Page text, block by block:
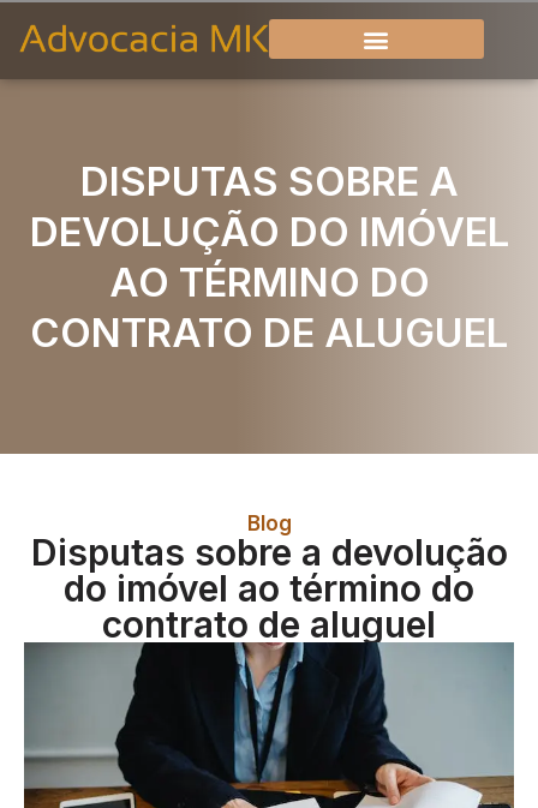
DISPUTAS SOBRE A
DEVOLUÇÃO DO IMÓVEL
AO TÉRMINO DO
CONTRATO DE ALUGUEL
Blog
Disputas sobre a devolução
do imóvel ao término do
contrato de aluguel